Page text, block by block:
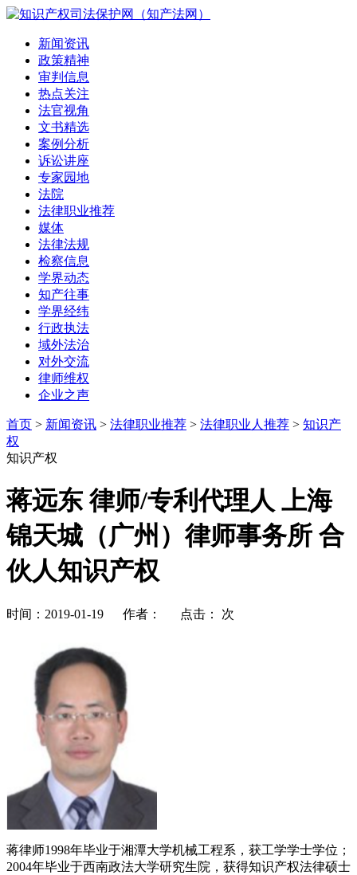
新闻资讯
政策精神
审判信息
热点关注
法官视角
文书精选
案例分析
诉讼讲座
专家园地
法院
法律职业推荐
媒体
法律法规
检察信息
学界动态
知产往事
学界经纬
行政执法
域外法治
对外交流
律师维权
企业之声
首页 > 新闻资讯 > 法律职业推荐 > 法律职业人推荐 > 知识产
权
知识产权
蒋远东 律师/专利代理人 上海
锦天城（广州）律师事务所 合
伙人知识产权
时间：2019-01-19 作者： 点击： 次
蒋律师1998年毕业于湘潭大学机械工程系，获工学学士学位；
2004年毕业于西南政法大学研究生院，获得知识产权法律硕士